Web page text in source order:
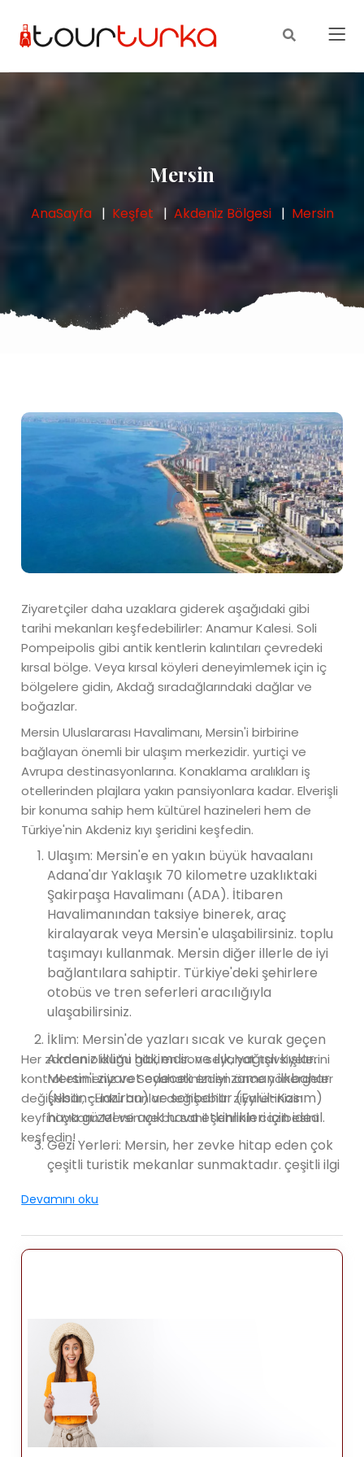
Mersin
AnaSayfa Keşfet Akdeniz Bölgesi Mersin
Ziyaretçiler daha uzaklara giderek aşağıdaki gibi
tarihi mekanları keşfedebilirler: Anamur Kalesi. Soli
Pompeipolis gibi antik kentlerin kalıntıları çevredeki
kırsal bölge. Veya kırsal köyleri deneyimlemek için iç
bölgelere gidin, Akdağ sıradağlarındaki dağlar ve
boğazlar.
Mersin Uluslararası Havalimanı, Mersin'i birbirine
bağlayan önemli bir ulaşım merkezidir. yurtiçi ve
Avrupa destinasyonlarına. Konaklama aralıkları iş
otellerinden plajlara yakın pansiyonlara kadar. Elverişli
bir konuma sahip hem kültürel hazineleri hem de
Türkiye'nin Akdeniz kıyı şeridini keşfedin.
Ulaşım: Mersin'e en yakın büyük havaalanı
Adana'dır Yaklaşık 70 kilometre uzaklıktaki
Şakirpaşa Havalimanı (ADA). İtibaren
Havalimanından taksiye binerek, araç
kiralayarak veya Mersin'e ulaşabilirsiniz. toplu
taşımayı kullanmak. Mersin diğer illerle de iyi
bağlantılara sahiptir. Türkiye'deki şehirlere
otobüs ve tren seferleri aracılığıyla
ulaşabilirsiniz.
İklim: Mersin'de yazları sıcak ve kurak geçen
Akdeniz iklimi hakimdir. ve ılık, yağışlı kışlar.
Mersin'i ziyaret edecek en iyi zaman ilkbahar
(Nisan-Haziran) ve sonbahar (Eylül-Kasım)
hava güzel ve açık hava etkinlikleri için ideal.
Gezi Yerleri: Mersin, her zevke hitap eden çok
çeşitli turistik mekanlar sunmaktadır. çeşitli ilgi
edilebilecek bazı popüler yerler Mersin:
Kleopatra Kapısı, Bir zamanlar şehrin girişini
Mersin Marina: Kıyı şeridinde yer alan Mersin
Marina, Restoranlar, kafeler ve mağazaların
bulunduğu modern ve canlı bölge. Bu harika
keyifli bir yürüyüş yapabileceğiniz, deniz
manzaralı bir yemeğin tadını çıkarabileceğiniz
veya sadece sahil kenarında dinlenin.
Her zaman olduğu gibi, en son seyahat tavsiyelerini
kontrol etmeniz ve Seyahatinizden önce yönergeler
değişebilir, çünkü bunlar değişebilir. ziyaretinizin
keyfini çıkarın Mersin ve bu sahil şehrinin cazibesini
keşfedin!
Devamını oku